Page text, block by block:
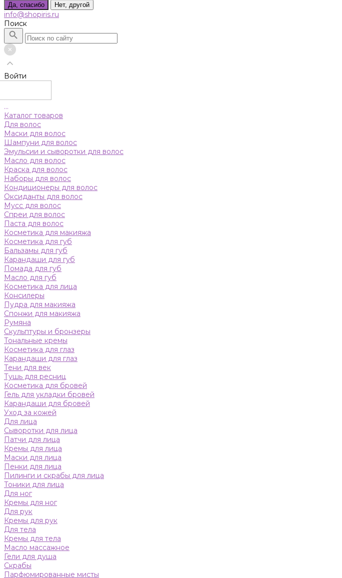
Да, спасибо Нет, другой
info@shopiris.ru
Поиск
Войти
...
Каталог товаров
Для волос
Маски для волос
Шампуни для волос
Эмульсии и сыворотки для волос
Масло для волос
Краска для волос
Наборы для волос
Кондиционеры для волос
Оксиданты для волос
Мусс для волос
Спреи для волос
Паста для волос
Косметика для макияжа
Косметика для губ
Бальзамы для губ
Карандаши для губ
Помада для губ
Масло для губ
Косметика для лица
Консилеры
Пудра для макияжа
Спонжи для макияжа
Румяна
Скульптуры и бронзеры
Тональные кремы
Косметика для глаз
Карандаши для глаз
Тени для век
Тушь для ресниц
Косметика для бровей
Гель для укладки бровей
Карандаши для бровей
Уход за кожей
Для лица
Сыворотки для лица
Патчи для лица
Кремы для лица
Маски для лица
Пенки для лица
Пилинги и скрабы для лица
Тоники для лица
Для ног
Кремы для ног
Для рук
Кремы для рук
Для тела
Кремы для тела
Масло массажное
Гели для душа
Скрабы
Парфюмированные мисты